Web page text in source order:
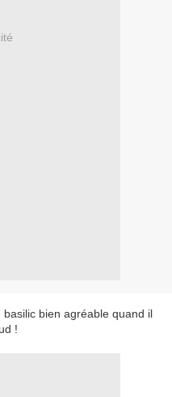
bien agréable quand il
!